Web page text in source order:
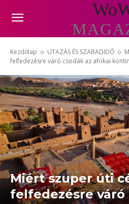
Kezdőlap UTAZÁS ÉS SZABADIDŐ
felfedezésre váró csodák az afrikai
Miért szuper úti
felfedezésre váró